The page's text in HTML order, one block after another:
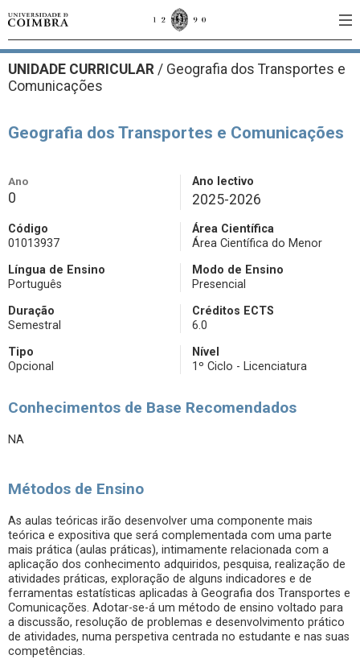
UNIDADE CURRICULAR / Geografia dos Transportes e
Comunicações
Geografia dos Transportes e Comunicações
Ano
0
Ano lectivo
2025-2026
Código
01013937
Área Científica
Área Científica do Menor
Língua de Ensino
Português
Modo de Ensino
Presencial
Duração
Semestral
Créditos ECTS
6.0
Tipo
Opcional
Nível
1º Ciclo - Licenciatura
Conhecimentos de Base Recomendados
NA
Métodos de Ensino
As aulas teóricas irão desenvolver uma componente mais
teórica e expositiva que será complementada com uma parte
mais prática (aulas práticas), intimamente relacionada com a
aplicação dos conhecimento adquiridos, pesquisa, realização de
atividades práticas, exploração de alguns indicadores e de
ferramentas estatísticas aplicadas à Geografia dos Transportes e
Comunicações. Adotar-se-á um método de ensino voltado para
a discussão, resolução de problemas e desenvolvimento prático
de atividades, numa perspetiva centrada no estudante e nas suas
competências.